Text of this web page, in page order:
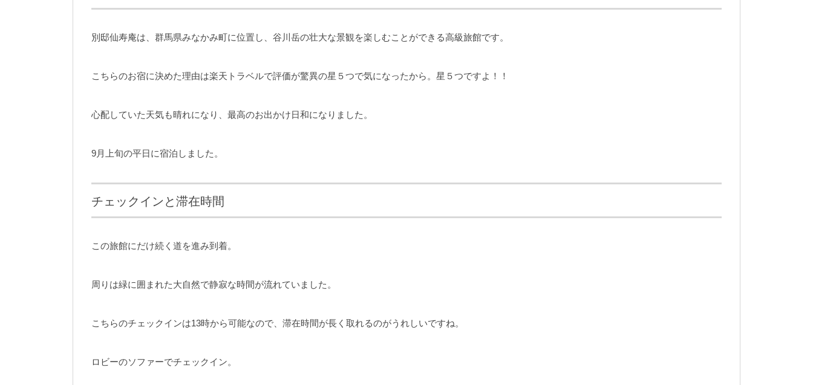
別邸仙寿庵は、群馬県みなかみ町に位置し、谷川岳の壮大な景観を楽しむことができる高級旅館です。
こちらのお宿に決めた理由は楽天トラベルで評価が驚異の星５つで気になったから。星５つですよ！！
心配していた天気も晴れになり、最高のお出かけ日和になりました。
9月上旬の平日に宿泊しました。
チェックインと滞在時間
この旅館にだけ続く道を進み到着。
周りは緑に囲まれた大自然で静寂な時間が流れていました。
こちらのチェックインは13時から可能なので、滞在時間が長く取れるのがうれしいですね。
ロビーのソファーでチェックイン。